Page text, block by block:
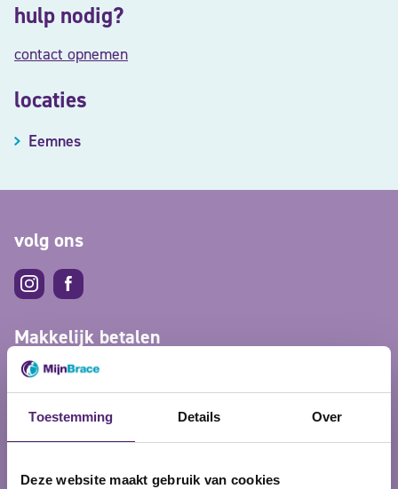
Toestemming Details Over
Deze website maakt gebruik van cookies
hulp nodig?
contact opnemen
locaties
Eemnes
volg ons
Makkelijk betalen